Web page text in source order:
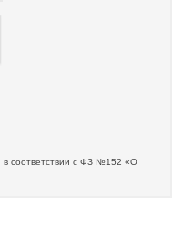
в соответствии с ФЗ №152 «О